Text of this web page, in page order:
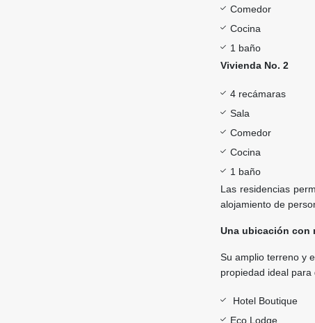
Comedor
Cocina
1 baño
Vivienda No. 2
4 recámaras
Sala
Comedor
Cocina
1 baño
Las residencias
alojamiento de
Una ubicación con
Su amplio terreno y
propiedad ideal para
Hotel Boutique
Eco Lodge